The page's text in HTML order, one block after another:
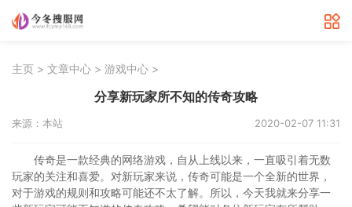
主页 > 文章中心 > 游戏中心 >
分享新玩家所不知的传奇攻略
来源：本站 2020-02-07 11:31
传奇是一款经典的网络游戏，自从上线以来，一直吸引着无数
玩家的关注和喜爱。对新玩家来说，传奇可能是一个全新的世界，
对于游戏的规则和攻略可能还不太了解。所以，今天我就来分享一